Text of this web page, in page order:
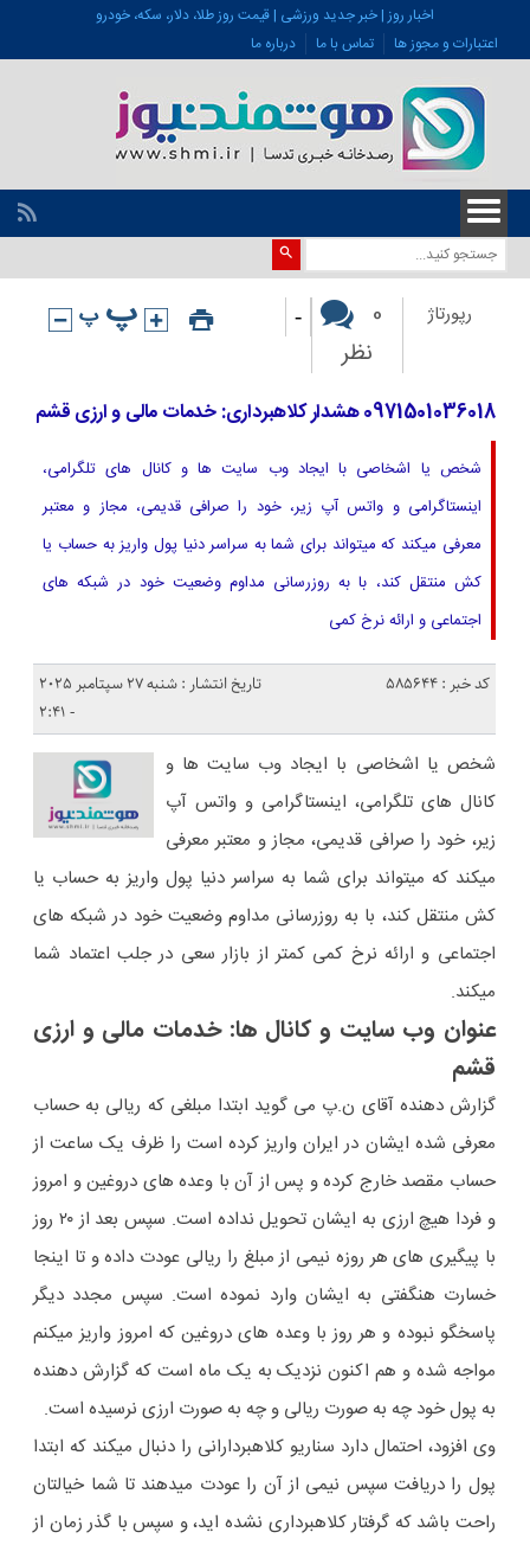
اخبار روز | خبر جدید ورزشی | قیمت روز طلا، دلار، سکه، خودرو
اعتبارات و مجوز ها
تماس با ما درباره ما
رپورتاژ
0
نظر
-
0971501036018 هشدار کلاهبرداری: خدمات مالی و ارزی قشم
شخص یا اشخاصی با ایجاد وب سایت ها و کانال های تلگرامی،
اینستاگرامی و واتس آپ زیر، خود را صرافی قدیمی، مجاز و معتبر
معرفی میکند که میتواند برای شما به سراسر دنیا پول واریز به حساب یا
کش منتقل کند، با به روزرسانی مداوم وضعیت خود در شبکه های
اجتماعی و ارائه نرخ کمی
کد خبر : 585644
تاریخ انتشار : شنبه 27 سپتامبر 2025
- 2:41
شخص یا اشخاصی با ایجاد وب سایت ها و
کانال های تلگرامی، اینستاگرامی و واتس آپ
زیر، خود را صرافی قدیمی، مجاز و معتبر معرفی
میکند که میتواند برای شما به سراسر دنیا پول واریز به حساب یا
کش منتقل کند، با به روزرسانی مداوم وضعیت خود در شبکه های
اجتماعی و ارائه نرخ کمی کمتر از بازار سعی در جلب اعتماد شما
میکند.
عنوان وب سایت و کانال ها: خدمات مالی و ارزی
قشم
گزارش دهنده آقای ن.پ می گوید ابتدا مبلغی که ریالی به حساب
معرفی شده ایشان در ایران واریز کرده است را ظرف یک ساعت از
حساب مقصد خارج کرده و پس از آن با وعده های دروغین و امروز
و فردا هیچ ارزی به ایشان تحویل نداده است. سپس بعد از ۲۰ روز
با پیگیری های هر روزه نیمی از مبلغ را ریالی عودت داده و تا اینجا
خسارت هنگفتی به ایشان وارد نموده است. سپس مجدد دیگر
پاسخگو نبوده و هر روز با وعده های دروغین که امروز واریز میکنم
مواجه شده و هم اکنون نزدیک به یک ماه است که گزارش دهنده
به پول خود چه به صورت ریالی و چه به صورت ارزی نرسیده است.
وی افزود، احتمال دارد سناریو کلاهبردارانی را دنبال میکند که ابتدا
پول را دریافت سپس نیمی از آن را عودت میدهند تا شما خیالتان
راحت باشد که گرفتار کلاهبرداری نشده اید، و سپس با گذر زمان از